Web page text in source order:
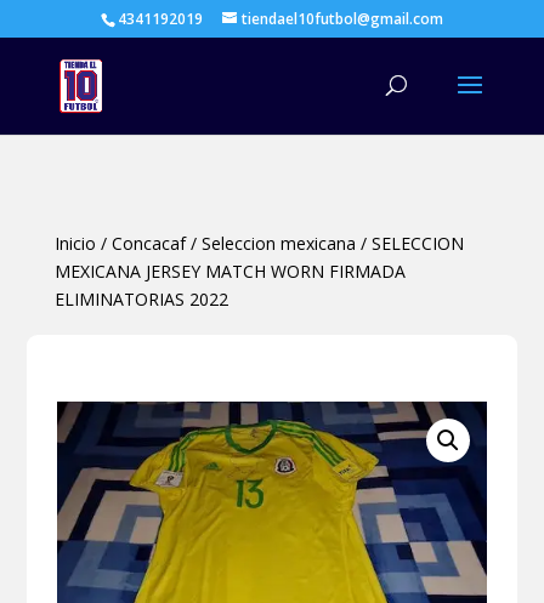
4341192019 tiendael10futbol@gmail.com
Inicio / Concacaf/ Seleccion mexicana / SELECCION
MEXICANA JERSEY MATCH WORN FIRMADA
ELIMINATORIAS 2022